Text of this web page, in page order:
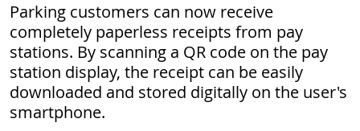
Parking customers can now receive
completely paperless receipts from pay
stations. By scanning a QR code on the pay
station display, the receipt can be easily
downloaded and stored digitally on the user's
smartphone.